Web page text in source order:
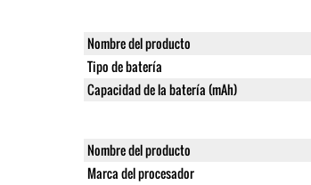
Nombre del producto
Tipo de batería
Capacidad de la batería (mAh)
Nombre del producto
Marca del procesador